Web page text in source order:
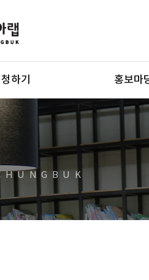
하기 홍보마